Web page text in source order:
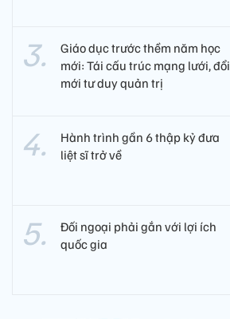
Giáo dục trước thềm năm học
mới: Tái cấu trúc mạng lưới, đổi
mới tư duy quản trị
Hành trình gần 6 thập kỷ đưa
liệt sĩ trở về
Đối ngoại phải gắn với lợi ích
quốc gia